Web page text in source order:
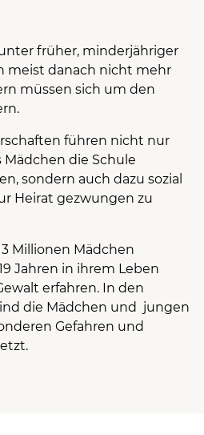
früher, minderjähriger
meist danach nicht mehr
müssen sich um den
führen nicht nur
Mädchen die Schule
sondern auch dazu sozial
Heirat gezwungen zu
Millionen Mädchen
Jahren in ihrem Leben
erfahren. In den
die Mädchen und jungen
Gefahren und